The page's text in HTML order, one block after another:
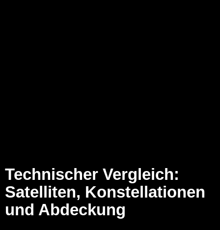
Technischer Vergleich:
Satelliten, Konstellationen
und Abdeckung